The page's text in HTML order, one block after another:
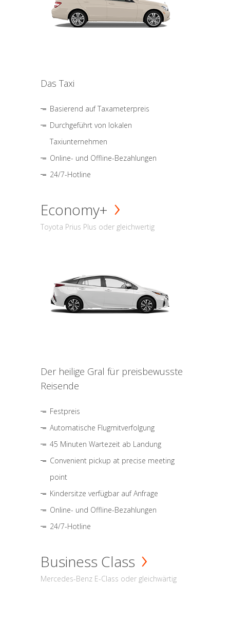
Das Taxi
Basierend auf Taxameterpreis
Durchgeführt von lokalen
Taxiunternehmen
Online- und Offline-Bezahlungen
24/7-Hotline
Economy+
Toyota Prius Plus oder gleichwertig
Der heilige Gral für preisbewusste
Reisende
Festpreis
Automatische Flugmitverfolgung
45 Minuten Wartezeit ab Landung
Convenient pickup at precise meeting
point
Kindersitze verfügbar auf Anfrage
Online- und Offline-Bezahlungen
24/7-Hotline
Business Class
Mercedes-Benz E-Class oder gleichwärtig